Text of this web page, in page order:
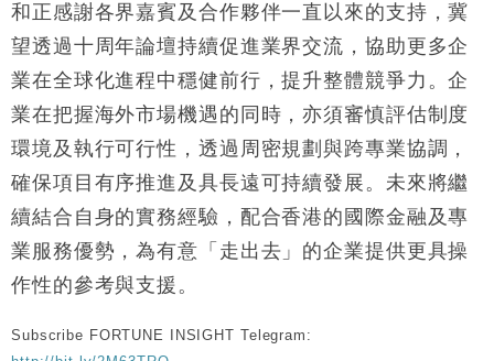
和正感謝各界嘉賓及合作夥伴一直以來的支持，冀
望透過十周年論壇持續促進業界交流，協助更多企
業在全球化進程中穩健前行，提升整體競爭力。企
業在把握海外市場機遇的同時，亦須審慎評估制度
環境及執行可行性，透過周密規劃與跨專業協調，
確保項目有序推進及具長遠可持續發展。未來將繼
續結合自身的實務經驗，配合香港的國際金融及專
業服務優勢，為有意「走出去」的企業提供更具操
作性的參考與支援。
Subscribe FORTUNE INSIGHT Telegram: